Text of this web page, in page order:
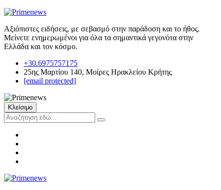
Αξιόπιστες ειδήσεις, με σεβασμό στην παράδοση και το ήθος.
Μείνετε ενημερωμένοι για όλα τα σημαντικά γεγονότα στην
Ελλάδα και τον κόσμο.
+30.6975757175
25ης Μαρτίου 140, Μοίρες Ηρακλείου Κρήτης
[email protected]
Κλείσιμο